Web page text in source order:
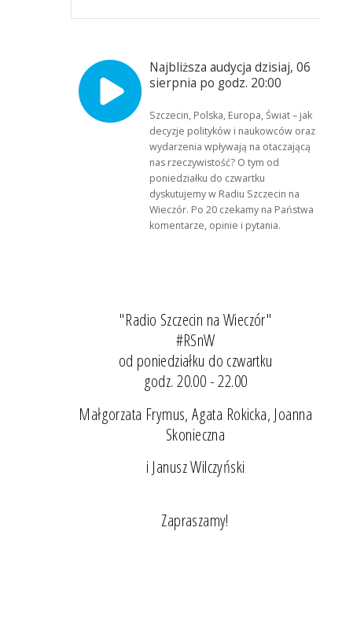
Najbliższa audycja dzisiaj, 06
sierpnia po godz. 20:00
Szczecin, Polska, Europa, Świat – jak
decyzje polityków i naukowców oraz
wydarzenia wpływają na otaczającą
nas rzeczywistość? O tym od
poniedziałku do czwartku
dyskutujemy w Radiu Szczecin na
Wieczór. Po 20 czekamy na Państwa
komentarze, opinie i pytania.
"Radio Szczecin na Wieczór"
#RSnW
od poniedziałku do czwartku
godz. 20.00 - 22.00
Małgorzata Frymus, Agata Rokicka, Joanna
Skonieczna
i Janusz Wilczyński
Zapraszamy!